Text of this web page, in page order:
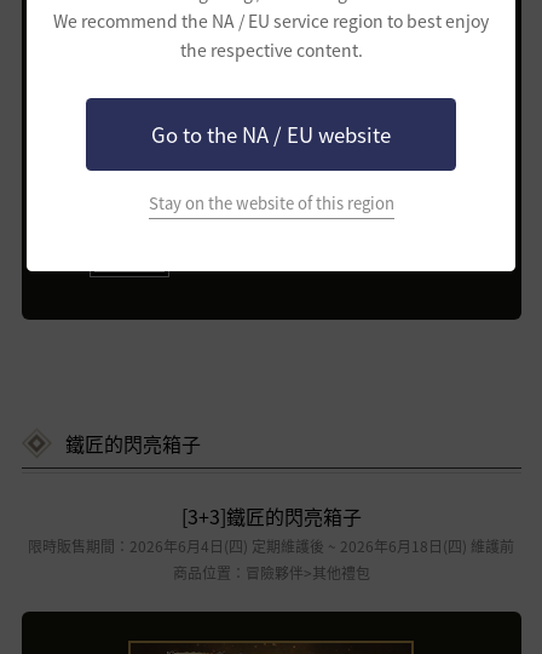
We recommend the NA / EU service region to best enjoy
the respective content.
Go to the NA / EU website
Stay on the website of this region
[寵物]幼犬小白4世代選擇箱子 1個
▼ 購買時，限時加贈 ▼
鐵匠的閃亮箱子
[3+3]鐵匠的閃亮箱子
限時販售期間：2026年6月4日(四) 定期維護後 ~ 2026年6月18日(四) 維護前
商品位置：冒險夥伴>其他禮包